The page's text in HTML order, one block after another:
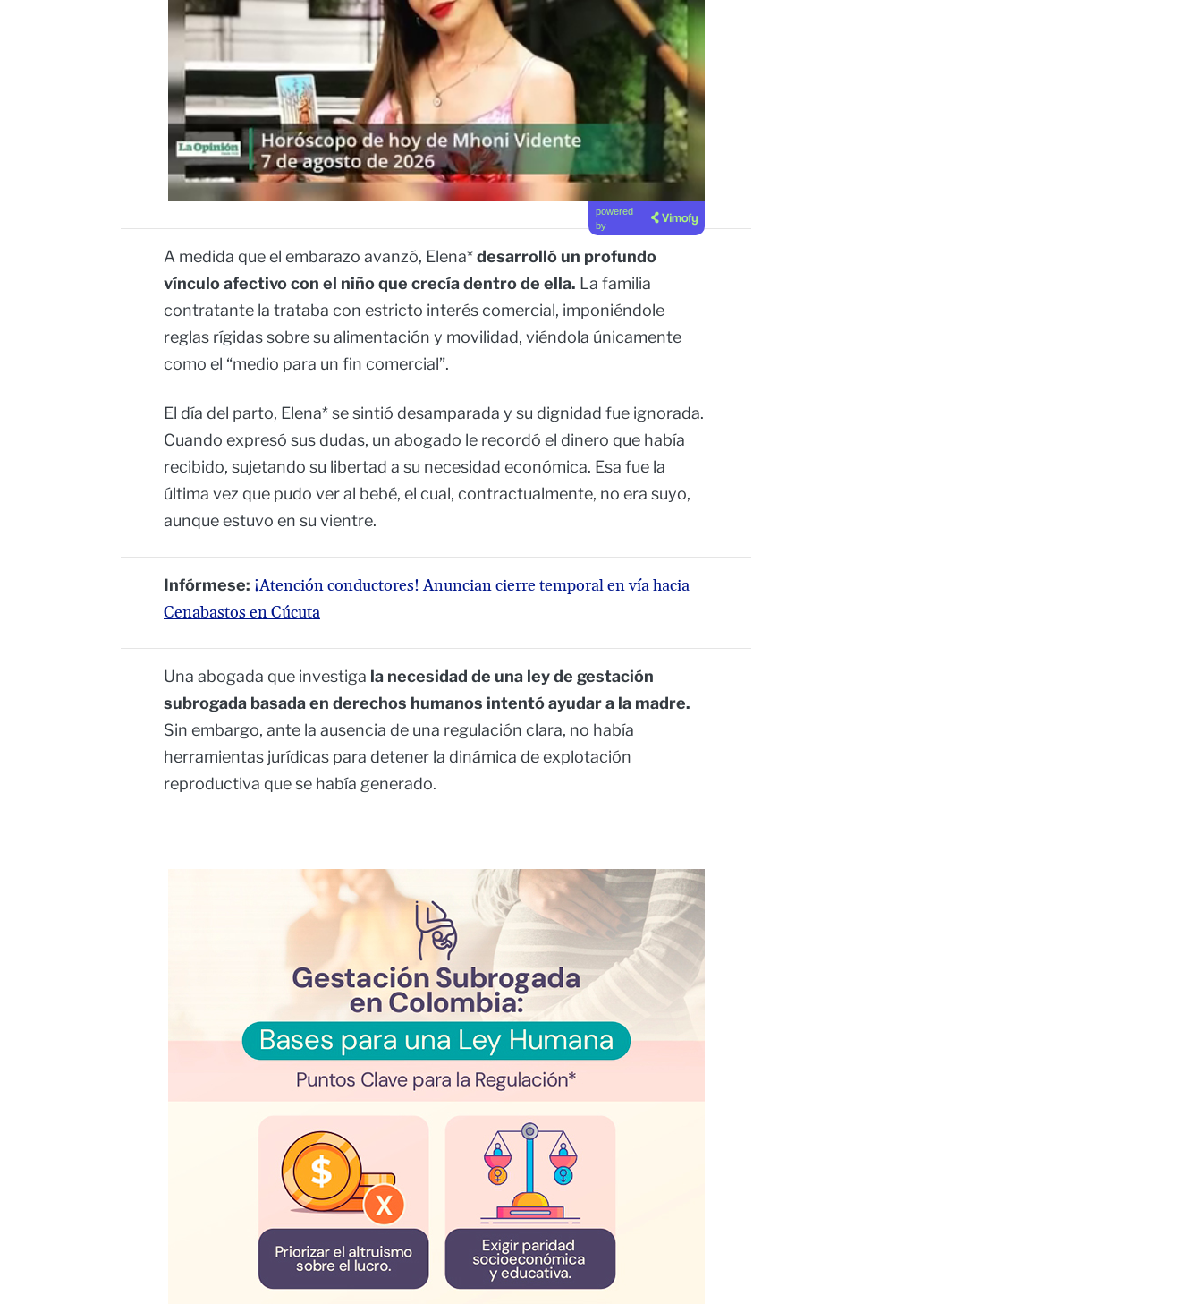
powered
by
A medida que el embarazo avanzó, Elena*desarrolló un profundo
vínculo afectivo con el niño que crecía dentro de ella. La familia
contratante la trataba con estricto interés comercial, imponiéndole
reglas rígidas sobre su alimentación y movilidad, viéndola únicamente
como el “medio para un fin comercial”.
El día del parto, Elena* se sintió desamparada y su dignidad fue ignorada.
Cuando expresó sus dudas, un abogado le recordó el dinero que había
recibido, sujetando su libertad a su necesidad económica. Esa fue la
última vez que pudo ver al bebé, el cual, contractualmente, no era suyo,
aunque estuvo en su vientre.
Infórmese: ¡Atención conductores! Anuncian cierre temporal en vía hacia
Cenabastos en Cúcuta
Una abogada que investiga la necesidad de una ley de gestación
subrogada basada en derechos humanos intentó ayudar a la madre.
Sin embargo, ante la ausencia de una regulación clara, no había
herramientas jurídicas para detener la dinámica de explotación
reproductiva que se había generado.